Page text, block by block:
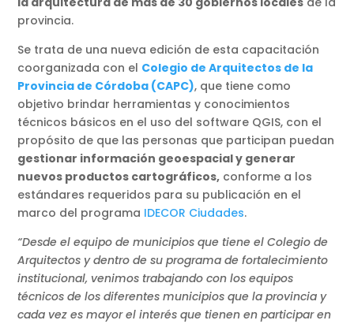
provincia.
Se trata de una nueva edición de esta capacitación
coorganizada con el Colegio de Arquitectos de la
Provincia de Córdoba (CAPC), que tiene como
objetivo brindar herramientas y conocimientos
técnicos básicos en el uso del software QGIS, con el
propósito de que las personas que participan puedan
gestionar información geoespacial y generar
nuevos productos cartográficos, conforme a los
estándares requeridos para su publicación en el
marco del programa IDECOR Ciudades.
“Desde el equipo de municipios que tiene el Colegio de
Arquitectos y dentro de su programa de fortalecimiento
institucional, venimos trabajando con los equipos
técnicos de los diferentes municipios que la provincia y
cada vez es mayor el interés que tienen en participar en